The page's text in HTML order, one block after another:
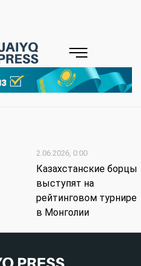
2.06.2026, 0:00
Казахстанские борцы
выступят на
рейтинговом турнире
в Монголии